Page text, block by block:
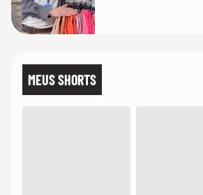
MEUS SHORTS